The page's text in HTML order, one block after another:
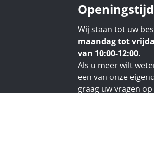
Wij staan tot uw
maandag tot
van 10:00-12:00.
Als u meer wilt
een van onze
graag uw vragen